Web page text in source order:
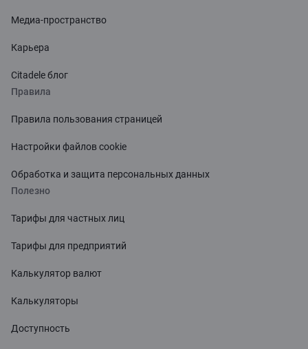
Медиа-пространство
Карьера
Citadele блог
Правила
Правила пользования страницей
Настройки файлов cookie
Обработка и защита персональных данных
Полезно
Тарифы для частных лиц
Тарифы для предприятий
Калькулятор валют
Калькуляторы
Доступность